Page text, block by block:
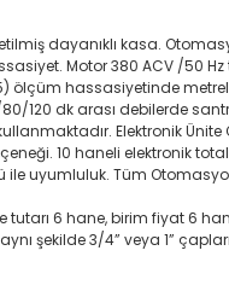
dayanıklı kasa.
Motor 380 ACV /50
hassasiyetinde
120 dk arası debilerde
Elektronik
10 haneli elektronik
Tüm
tutarı 6 hane, birim fiyat 6
şekilde 3/4” veya 1”